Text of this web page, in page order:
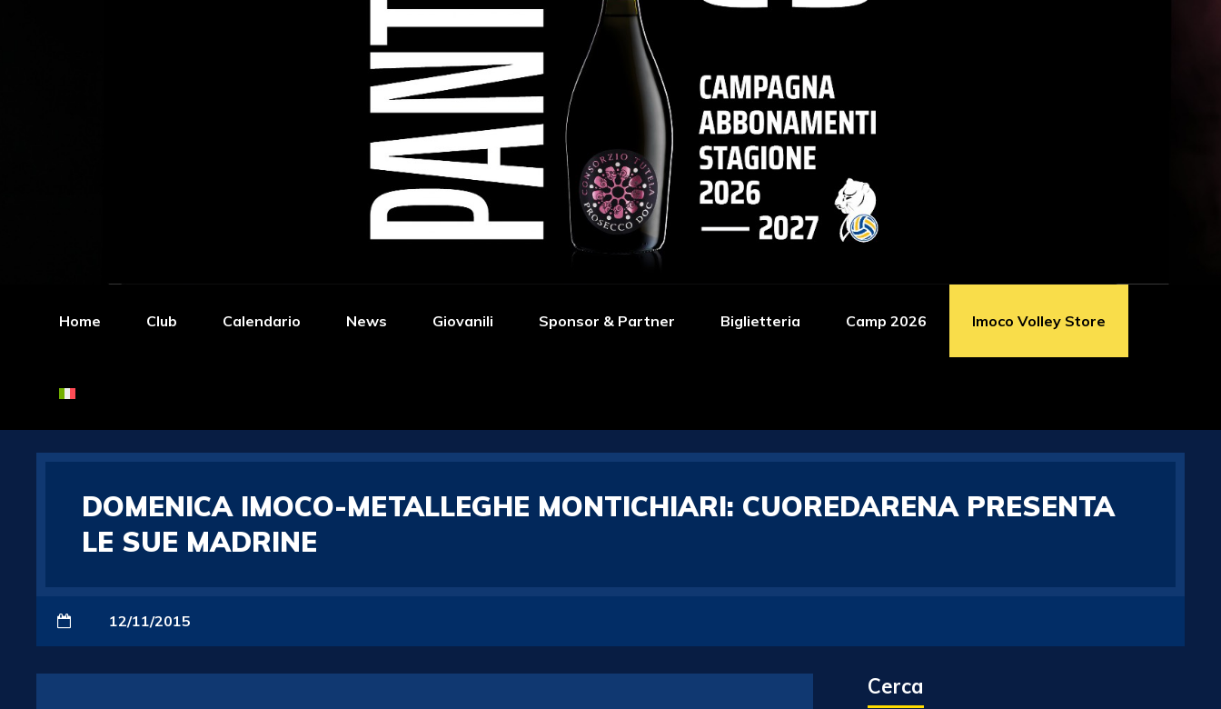
Home Club Calendario News Giovanili Sponsor & Partner Biglietteria Camp 2026 Imoco Volley Store
DOMENICA IMOCO-METALLEGHE MONTICHIARI: CUOREDARENA PRESENTA
LE SUE MADRINE
12/11/2015
Cerca